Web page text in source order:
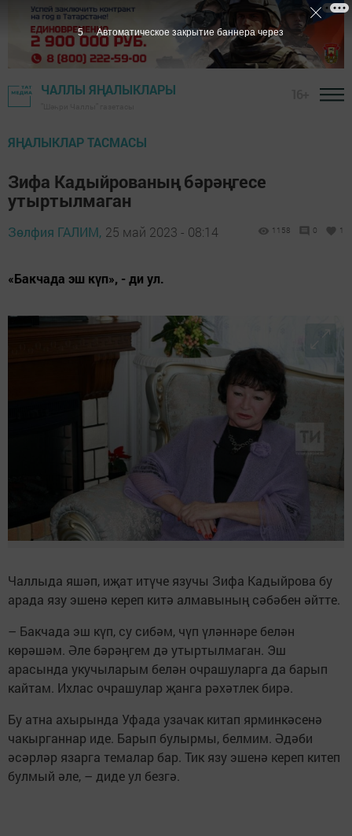
ЧАЛЛЫ ЯҢАЛЫКЛАРЫ
ЯҢАЛЫКЛАР ТАСМАСЫ
Зифа Кадыйрованың бәрәңгесе
утыртылмаган
Зөлфия ГАЛИМ, 25 май 2023 - 08:14 1158 0 1
«Бакчада эш күп», - ди ул.
Чаллыда яшәп, иҗат итүче язучы Зифа Кадыйрова бу
арада язу эшенә кереп китә алмавының сәбәбен әйтте.
– Бакчада эш күп, су сибәм, чүп үләннәре белән
көрәшәм. Әле бәрәңгем дә утыртылмаган. Эш
арасында укучыларым белән очрашуларга да барып
кайтам. Ихлас очрашулар җанга рәхәтлек бирә.
Бу атна ахырында Уфада узачак китап ярминкәсенә
чакырганнар иде. Барып булырмы, белмим. Әдәби
әсәрләр язарга темалар бар. Тик язу эшенә кереп китеп
булмый әле, – диде ул безгә.
4 Автоматическое закрытие баннера через